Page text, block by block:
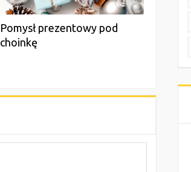
Pomysł prezentowy pod
choinkę